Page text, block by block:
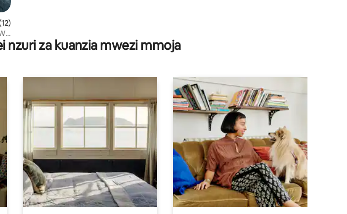
wa wastani wa 5 kati ya 5, tathmini 12
nzuri za kuanzia mwezi mmoja